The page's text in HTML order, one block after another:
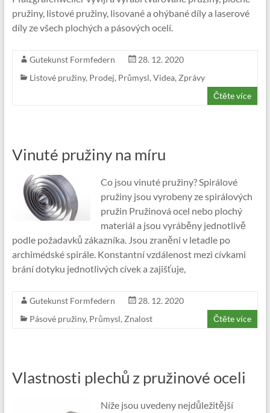
pružiny, listové pružiny, lisované a ohýbané díly a laserové
díly ze všech plochých a pásových ocelí.
Gutekunst Formfedern
28. 12. 2020
Listové pružiny, Prodej, Průmysl, Videa, Zprávy
Čtěte více
Vinuté pružiny na míru
Co jsou vinuté pružiny? Spirálové
pružiny jsou vyrobeny ze spirálových
pružin Pružinová ocel nebo plochý
materiál a jsou vyráběny jednotlivě
podle požadavků zákazníka. Jsou zraněni v letadle po
archimédské spirále. Konstantní vzdálenost mezi cívkami
brání dotyku jednotlivých cívek a zajišťuje,
Gutekunst Formfedern
28. 12. 2020
Pásové pružiny, Průmysl, Znalost Čtěte více
Vlastnosti plechů z pružinové oceli
Níže jsou uvedeny nejdůležitější